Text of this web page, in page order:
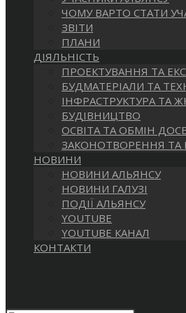
САЙТІ
ЧОМУ ВАРТО СТАТИ
ЗВІТИ
ПЛАНИ
ДІЯЛЬНІСТЬ
ПРОЕКТУВАННЯ ТА
БУДМАТЕРІАЛИ ТА
ІНФРАСТРУКТУРА ТА
БУДІВНИЦТВО
ОСВІТА ТА ОБМІН
ЗАКОНОТВОРЕННЯ
НОВИНИ
НОВИНИ АЛЬЯНСУ
НОВИНИ ГАЛУЗІ
ПОДІЇ АЛЬЯНСУ
YOUTUBE
YOUTUBE КАНАЛ
КОНТАКТИ